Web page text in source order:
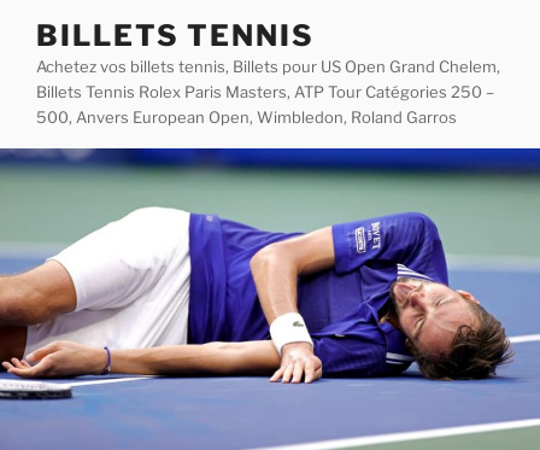
content
BILLETS TENNIS
Achetez vos billets tennis, Billets pour US Open Grand Chelem,
Billets Tennis Rolex Paris Masters, ATP Tour Catégories 250 –
500, Anvers European Open, Wimbledon, Roland Garros